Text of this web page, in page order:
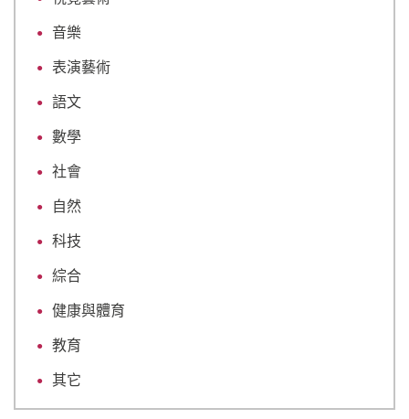
音樂
表演藝術
語文
數學
社會
自然
科技
綜合
健康與體育
教育
其它